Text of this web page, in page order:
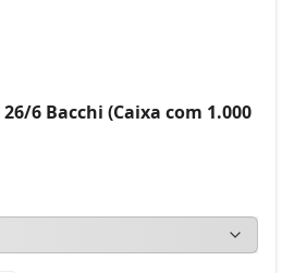
6 Bacchi (Caixa com 1.000